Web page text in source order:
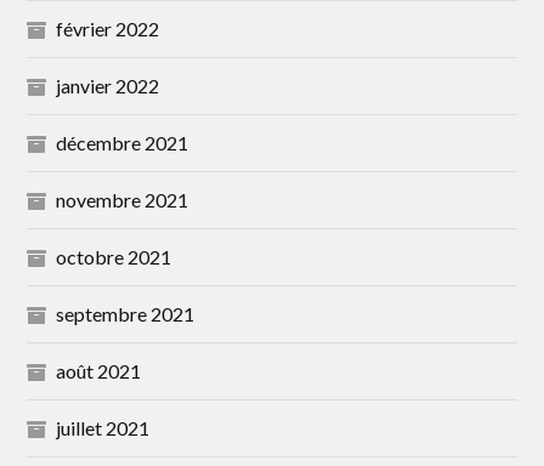
février 2022
janvier 2022
décembre 2021
novembre 2021
octobre 2021
septembre 2021
août 2021
juillet 2021